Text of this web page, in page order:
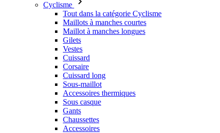
Cyclisme
Tout dans la catégorie Cyclisme
Maillots à manches courtes
Maillot à manches longues
Gilets
Vestes
Cuissard
Corsaire
Cuissard long
Sous-maillot
Accessoires thermiques
Sous casque
Gants
Chaussettes
Accessoires